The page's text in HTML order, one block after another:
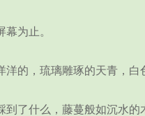
为止。
，琉璃雕琢的天青，白
什么，藤蔓般如沉水的